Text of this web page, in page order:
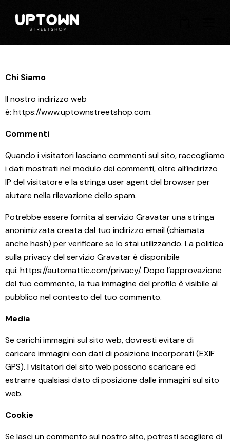
Chi Siamo
Il nostro indirizzo web
è: https://www.uptownstreetshop.com.
Commenti
Quando i visitatori lasciano commenti sul sito, raccogliamo
i dati mostrati nel modulo dei commenti, oltre all’indirizzo
IP del visitatore e la stringa user agent del browser per
aiutare nella rilevazione dello spam.
Potrebbe essere fornita al servizio Gravatar una stringa
anonimizzata creata dal tuo indirizzo email (chiamata
anche hash) per verificare se lo stai utilizzando. La politica
sulla privacy del servizio Gravatar è disponibile
qui: https://automattic.com/privacy/. Dopo l’approvazione
del tuo commento, la tua immagine del profilo è visibile al
pubblico nel contesto del tuo commento.
Media
Se carichi immagini sul sito web, dovresti evitare di
caricare immagini con dati di posizione incorporati (EXIF
GPS). I visitatori del sito web possono scaricare ed
estrarre qualsiasi dato di posizione dalle immagini sul sito
web.
Cookie
Se lasci un commento sul nostro sito, potresti scegliere di